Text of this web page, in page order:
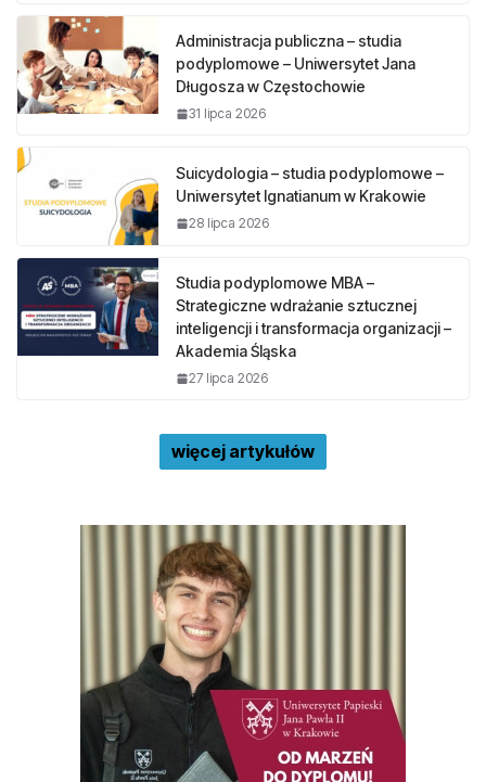
Administracja publiczna – studia
podyplomowe – Uniwersytet Jana
Długosza w Częstochowie
31 lipca 2026
Suicydologia – studia podyplomowe –
Uniwersytet Ignatianum w Krakowie
28 lipca 2026
Studia podyplomowe MBA –
Strategiczne wdrażanie sztucznej
inteligencji i transformacja organizacji –
Akademia Śląska
27 lipca 2026
więcej artykułów